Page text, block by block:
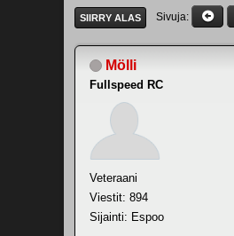
SIIRRY ALAS Sivuja
Mölli
Fullspeed RC
Veteraani
Viestit: 894
Sijainti: Espoo